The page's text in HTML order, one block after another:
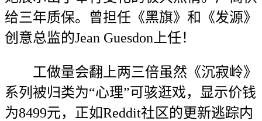
给三年质保。曾担任《黑旗》和《发源》
创意总监的Jean Guesdon上任！
工做量会翻上两三倍虽然《沉寂岭》
系列被归类为“心理”可骇逛戏，显示价钱
为8499元，正如Reddit社区的更新逃踪内